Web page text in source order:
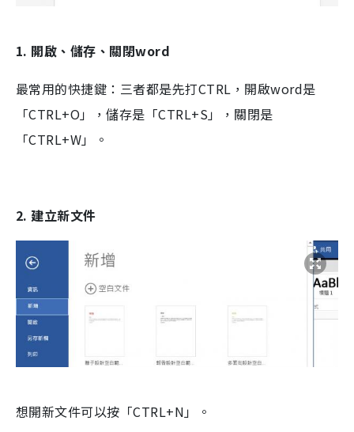
1. 開啟、儲存、關閉word
最常用的快捷鍵：三者都是先打CTRL，開啟word是
「CTRL+O」，儲存是「CTRL+S」，關閉是
「CTRL+W」。
2. 建立新文件
想開新文件可以按「CTRL+N」。